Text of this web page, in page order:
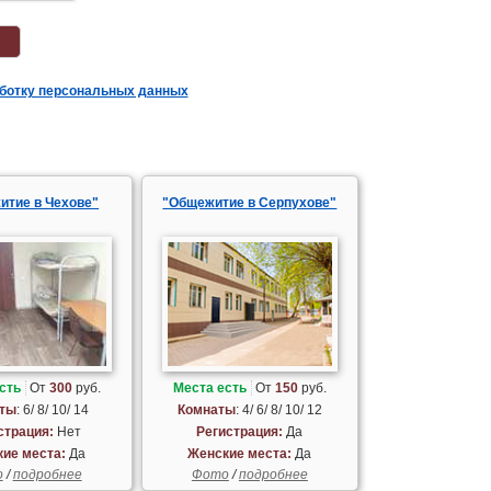
персональных данных
в Чехове"
От 300руб.
: 6/ 8/ 10/ 14
Нет
места: Да
/подробнее
"Общежитие в Серпухове"
Места есть От 150руб.
Комнаты: 4/ 6/ 8/ 10/ 12
Регистрация: Да
Женские места: Да
Фото/подробнее